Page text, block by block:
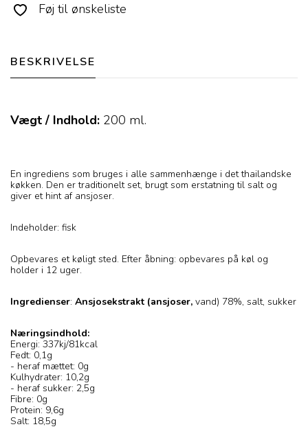
Føj til ønskeliste
BESKRIVELSE
Vægt / Indhold: 200 ml.
En ingrediens som bruges i alle sammenhænge i det thailandske
køkken. Den er traditionelt set, brugt som erstatning til salt og
giver et hint af ansjoser.
Indeholder: fisk
Opbevares et køligt sted. Efter åbning: opbevares på køl og
holder i 12 uger.
Ingredienser: Ansjosekstrakt (ansjoser, vand) 78%, salt, sukker
Næringsindhold:
Energi: 337kj/81kcal
Fedt: 0,1g
- heraf mættet: 0g
Kulhydrater: 10,2g
- heraf sukker: 2,5g
Fibre: 0g
Protein: 9,6g
Salt: 18,5g